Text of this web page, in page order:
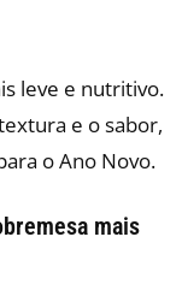
leve e nutritivo.
e o sabor,
o Ano Novo.
mais